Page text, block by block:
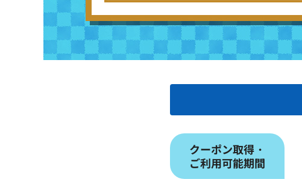
クーポン取得・
ご利用可能期間